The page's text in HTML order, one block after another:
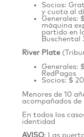
Socios:
y cuota al
Generales:
máquina
partido en
Buschental
River Plate
Generales:
RedPagos
Socios: $
Menores de 10
acompañados de
En todos los
identidad
AVISO: Las